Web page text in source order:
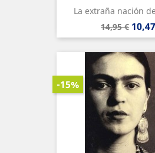
La extraña nación
Precio
base
14,95 €
-15%